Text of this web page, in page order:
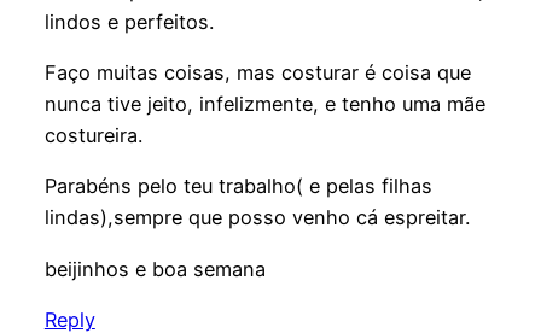
lindos e perfeitos.
Faço muitas coisas, mas costurar é coisa que
nunca tive jeito, infelizmente, e tenho uma mãe
costureira.
Parabéns pelo teu trabalho( e pelas filhas
lindas),sempre que posso venho cá espreitar.
beijinhos e boa semana
Reply